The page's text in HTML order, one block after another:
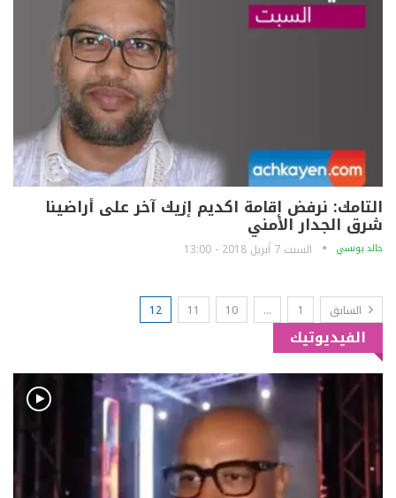
التامك: نرفض إقامة اكديم إزيك آخر على أراضينا
شرق الجدار الأمني
خالد يونسي السبت 7 أبريل 2018 - 13:00
السابق 1
…
10
11
12
الفيديوتيك